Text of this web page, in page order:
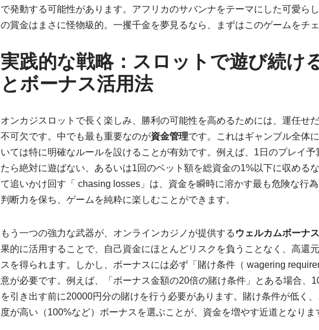
で発動する可能性があります。アフリカのサバンナをテーマにした可愛ら
の賞金はまさに怪物級的。一攫千金を夢見るなら、まずはこのゲームをチ
実践的な戦略：スロットで遊び続け
とボーナス活用法
オンカジスロットで長く楽しみ、勝利の可能性を高めるためには、運任せ
不可欠です。中でも最も重要なのが資金管理です。これはギャンブル全体
いては特に明確なルールを設けることが有効です。例えば、1日のプレイ予
たら絶対に遊ばない、あるいは1回のベット額を総資金の1%以下に収める
て追いかけ回す「 chasing losses」は、資金を瞬時に溶かす最も危険な行
判断力を保ち、ゲームを純粋に楽しむことができます。
もう一つの強力な武器が、オンラインカジノが提供する ウェルカムボーナ
果的に活用することで、自己資金にほとんどリスクを負うことなく、高還
スを得られます。しかし、ボーナスには必ず「賭け条件（ wagering
意が必要です。例えば、「ボーナス金額の20倍の賭け条件」とある場合、
を引き出す前に20000円分の賭けを行う必要があります。賭け条件が低く
度が高い（100%など）ボーナスを選ぶことが、資金を増やす近道となりま